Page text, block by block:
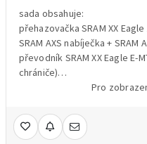
sada obsahuje:
SRAM AXS nabíječka + SRAM
převodník SRAM XX Eagle E-MTB T-Type 104 mm BCD 36z (včetně
chrániče)
elektronické řazení SRAM
řetěz SRAM XX
hmotnost včetně balení 2596
Pro